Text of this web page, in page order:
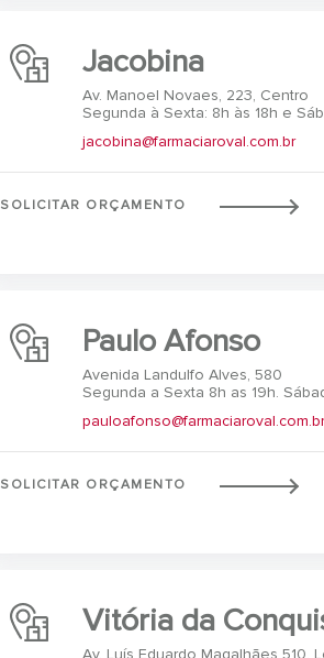
Jacobina
Av. Manoel Novaes, 223, Centro
Segunda à Sexta: 8h às 18h e
jacobina@farmaciaroval.com.br
SOLICITAR ORÇAMENTO
Paulo Afonso
Avenida Landulfo Alves, 580
Segunda a Sexta 8h as 19h.
SOLICITAR ORÇAMENTO
Vitória da
Av. Luís Eduardo Magalhães 510,